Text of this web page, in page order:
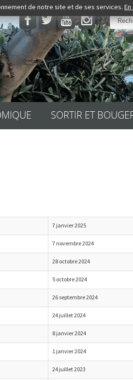
SORTIR ET
7 janvier 2025
7 novembre 2024
28 octobre 2024
5 octobre 2024
26 septembre 2024
24 juillet 2024
8 janvier 2024
1 janvier 2024
24 juillet 2023
de notre site et de ses services.